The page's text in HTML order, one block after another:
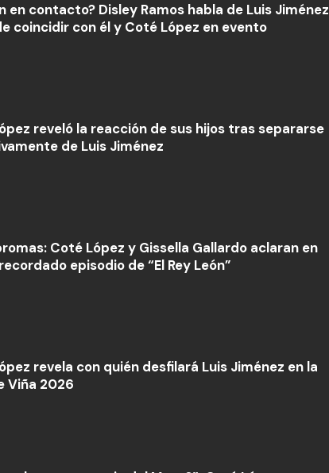
en contacto? Disley Ramos habla de Luis Jiménez
coincidir con él y Coté López en evento
reveló la reacción de sus hijos tras separarse
de Luis Jiménez
Coté López y Gissella Gallardo aclaran en
episodio de “El Rey León”
revela con quién desfilará Luis Jiménez en la
Viña 2026